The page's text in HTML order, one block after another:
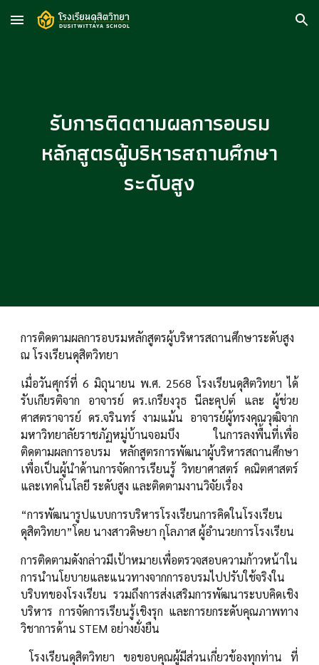
Skip to main content Skip to navigation
รับการติดตามผลการอบรม
หลักสูตรผู้บริหารสถานศึกษา
ระดับสูง
การติดตามผลการอบรมหลักสูตรผู้บริหารสถานศึกษาระดับสูง
ณ โรงเรียนดุสิตวิทยา
เมื่อวันศุกร์ที่ 6 มิถุนายน พ.ศ. 2568 โรงเรียนดุสิตวิทยา ได้
รับเกียรติจาก อาจารย์ ดร.เกรียงวุธ นีละคุปต์ และ ผู้ช่วย
ศาสตราจารย์ ดร.จรินทร์ งามแม้น อาจารย์ผู้ทรงคุณวุฒิจาก
มหาวิทยาลัยราชภัฏหมู่บ้านจอมบึง ในการลงพื้นที่เพื่อ
ติดตามผลการอบรม หลักสูตรการพัฒนาผู้บริหารสถานศึกษา
เพื่อเป็นผู้นำด้านการจัดการเรียนรู้ วิทยาศาสตร์ คณิตศาสตร์
และเทคโนโลยี ระดับสูง และติดตามงานวิจัยเรื่อง
“การพัฒนารูปแบบการบริหารโรงเรียนการคิดในโรงเรียน
ดุสิตวิทยา”โดย นางสาวดิษยา กุโลภาส ผู้อำนวยการโรงเรียน
การติดตามดังกล่าวมีเป้าหมายเพื่อตรวจสอบความก้าวหน้าใน
การนำนโยบายและแนวทางจากการอบรมไปปรับใช้จริงใน
บริบทของโรงเรียน รวมถึงการส่งเสริมการพัฒนาระบบคิดเชิง
บริหาร การจัดการเรียนรู้เชิงรุก และการยกระดับคุณภาพทาง
วิชาการด้าน STEM อย่างยั่งยืน
โรงเรียนดุสิตวิทยา ขอขอบคุณผู้มีส่วนเกี่ยวข้องทุกท่าน ที่